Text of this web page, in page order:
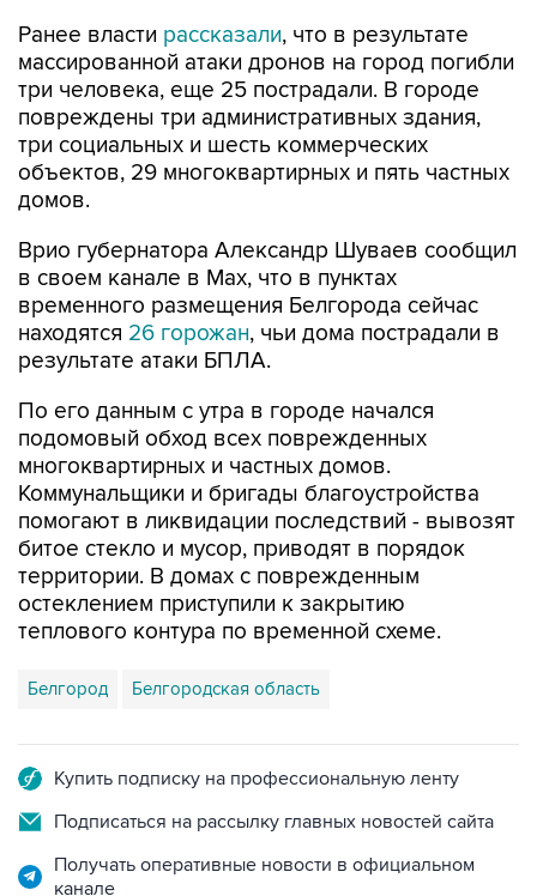
Ранее власти рассказали, что в результате
массированной атаки дронов на город погибли
три человека, еще 25 пострадали. В городе
повреждены три административных здания,
три социальных и шесть коммерческих
объектов, 29 многоквартирных и пять частных
домов.
Врио губернатора Александр Шуваев сообщил
в своем канале в Мах, что в пунктах
временного размещения Белгорода сейчас
находятся 26 горожан, чьи дома пострадали в
результате атаки БПЛА.
По его данным с утра в городе начался
подомовый обход всех поврежденных
многоквартирных и частных домов.
Коммунальщики и бригады благоустройства
помогают в ликвидации последствий - вывозят
битое стекло и мусор, приводят в порядок
территории. В домах с поврежденным
остеклением приступили к закрытию
теплового контура по временной схеме.
Белгород Белгородская область
Купить подписку на профессиональную ленту
Подписаться на рассылку главных новостей сайта
Получать оперативные новости в официальном
канале